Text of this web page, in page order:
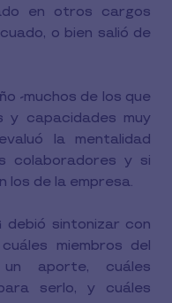
en otros cargos
o bien salió de
-muchos de los que
y capacidades muy
la mentalidad
colaboradores y si
los de la empresa.
debió sintonizar con
miembros del
un aporte, cuáles
serlo, y cuáles